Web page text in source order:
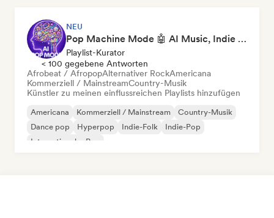
NEU
Pop Machine Mode 🤖 AI Music, Indie Pop & Dream Pop
Playlist-Kurator
< 100 gegebene Antworten
Afrobeat / AfropopAlternativer RockAmericana
Kommerziell / MainstreamCountry-Musik
Künstler zu meinen einflussreichen Playlists hinzufügen
Americana Kommerziell / Mainstream
Country-Musik
Dance pop
Hyperpop Indie-Folk
Indie-Pop
Internationaler Pop